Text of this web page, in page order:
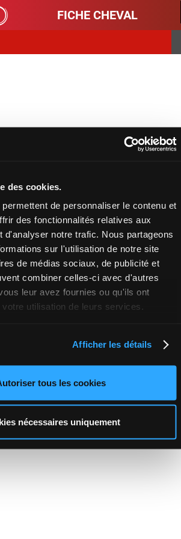
des cookies.
de personnaliser le contenu et
des fonctionnalités relatives aux
d'analyser notre trafic. Nous partageons
sur l'utilisation de notre site
de médias sociaux, de publicité et
combiner celles-ci avec d'autres
leur avez fournies ou qu'ils ont
utilisation de leurs services.
Afficher les détails
tous les cookies
nécessaires uniquement
FICHE CHEVAL